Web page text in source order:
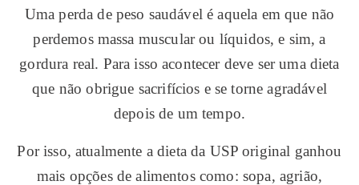
Uma perda de peso saudável é aquela em que não
perdemos massa muscular ou líquidos, e sim, a
gordura real. Para isso acontecer deve ser uma dieta
que não obrigue sacrifícios e se torne agradável
depois de um tempo.
Por isso, atualmente a dieta da USP original ganhou
mais opções de alimentos como: sopa, agrião,